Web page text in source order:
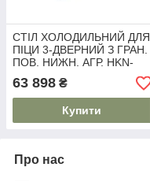
СТІЛ ХОЛОДИЛЬНИЙ ДЛЯ
ПІЦИ 3-ДВЕРНИЙ З ГРАН.
ПОВ. НИЖН. АГР. HKN-
GXPZ3GR
63 898 ₴
Купити
Про нас